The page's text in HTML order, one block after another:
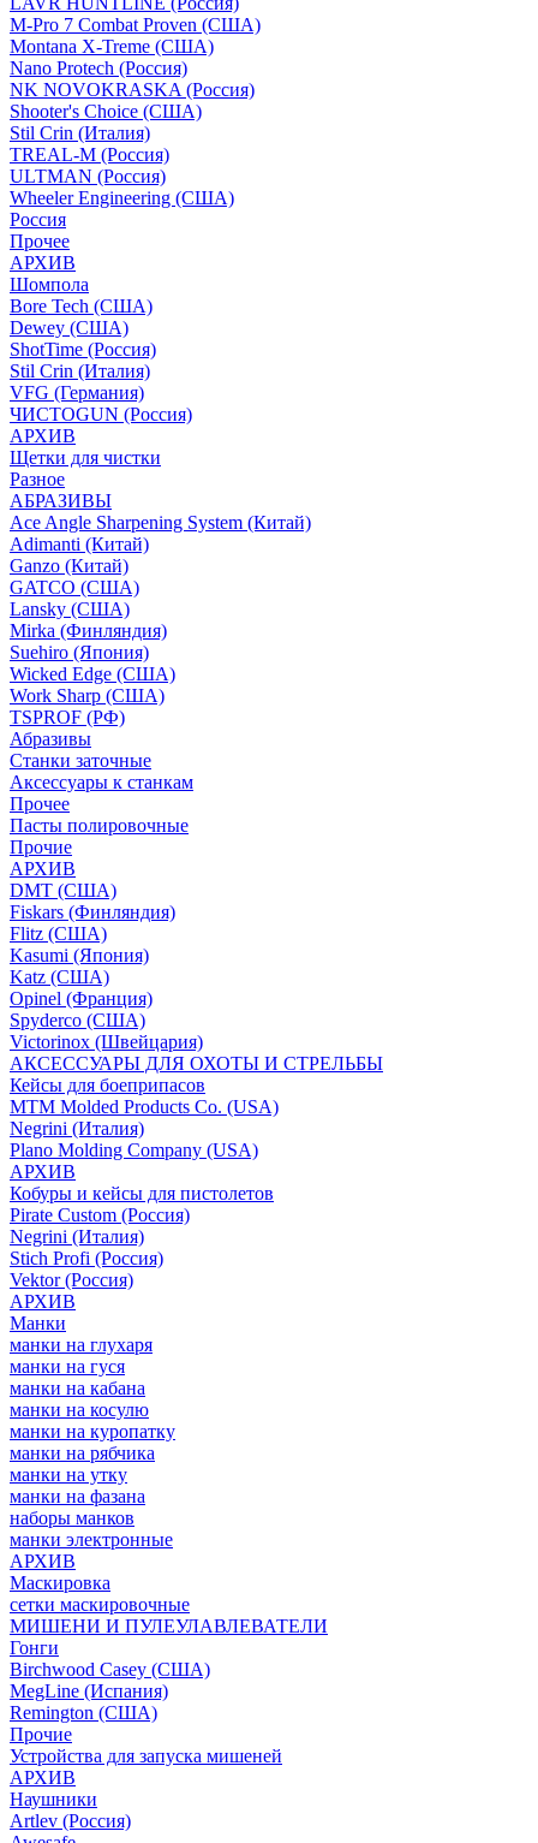
M-Pro 7 Combat Proven (СШA)
Montana X-Treme (США)
Nano Protech (Россия)
NK NOVOKRASKA (Россия)
Shooter's Choice (СШA)
Stil Crin (Италия)
TREAL-M (Россия)
ULTMAN (Россия)
Wheeler Engineering (СШA)
Россия
Прочее
АРХИВ
Шомпола
Bore Tech (США)
Dewey (США)
ShotTime (Россия)
Stil Crin (Италия)
VFG (Германия)
ЧИСТОGUN (Россия)
АРХИВ
Щетки для чистки
Разное
АБРАЗИВЫ
Ace Angle Sharpening System (Китай)
Adimanti (Китай)
Ganzo (Китай)
GATCO (США)
Lansky (США)
Mirka (Финляндия)
Suehiro (Япония)
Wicked Edge (США)
Work Sharp (США)
TSPROF (РФ)
Абразивы
Станки заточные
Аксессуары к станкам
Прочее
Пасты полировочные
Прочие
АРХИВ
DMT (США)
Fiskars (Финляндия)
Flitz (США)
Kasumi (Япония)
Katz (США)
Opinel (Франция)
Spyderco (США)
Victorinox (Швейцария)
АКСЕССУАРЫ ДЛЯ ОХОТЫ И СТРЕЛЬБЫ
Кейсы для боеприпасов
MTM Molded Products Co. (USA)
Negrini (Италия)
Plano Molding Company (USA)
АРХИВ
Кобуры и кейсы для пистолетов
Pirate Custom (Россия)
Negrini (Италия)
Stich Profi (Россия)
Vektor (Россия)
АРХИВ
Манки
манки на глухаря
манки на гуся
манки на кабана
манки на косулю
манки на куропатку
манки на рябчика
манки на утку
манки на фазана
наборы манков
манки электронные
АРХИВ
Маскировка
сетки маскировочные
МИШЕНИ И ПУЛЕУЛАВЛЕВАТЕЛИ
Гонги
Birchwood Casey (США)
MegLine (Испания)
Remington (США)
Прочие
Устройства для запуска мишеней
АРХИВ
Наушники
Artlev (Россия)